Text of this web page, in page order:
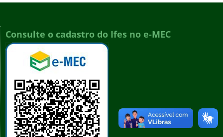
Consulte o cadastro do Ifes no e-MEC